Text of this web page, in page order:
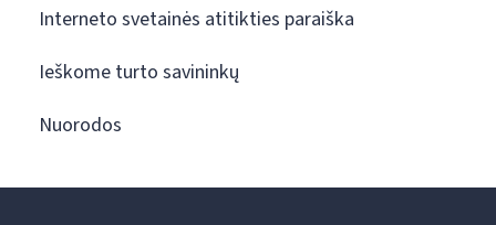
Interneto svetainės atitikties paraiška
Ieškome turto savininkų
Nuorodos